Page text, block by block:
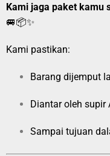
Kami jaga paket kamu
🚐📦✨
Kami pastikan:
Barang dijemput
Diantar oleh supir
Sampai tujuan